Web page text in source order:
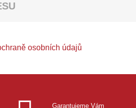
osobních údajů
Garantujeme Vám